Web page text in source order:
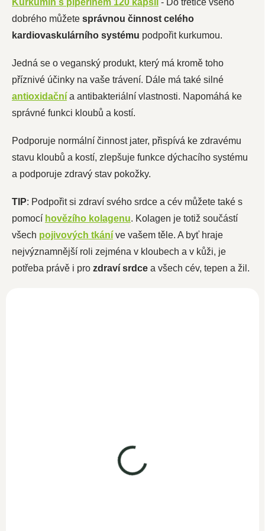
dobrého můžete správnou činnost celého
kardiovaskulárního systému podpořit kurkumou.
Jedná se o veganský produkt, který má kromě toho
příznivé účinky na vaše trávení. Dále má také silné
antioxidační a antibakteriální vlastnosti. Napomáhá ke
správné funkci kloubů a kostí.
Podporuje normální činnost jater, přispívá ke zdravému
stavu kloubů a kostí, zlepšuje funkce dýchacího systému
a podporuje zdravý stav pokožky.
TIP: Podpořit si zdraví svého srdce a cév můžete také s
pomocí hovězího kolagenu. Kolagen je totiž součástí
všech pojivových tkání ve vašem těle. A byť hraje
nejvýznamnější roli zejména v kloubech a v kůži, je
potřeba právě i pro zdraví srdce a všech cév, tepen a žil.